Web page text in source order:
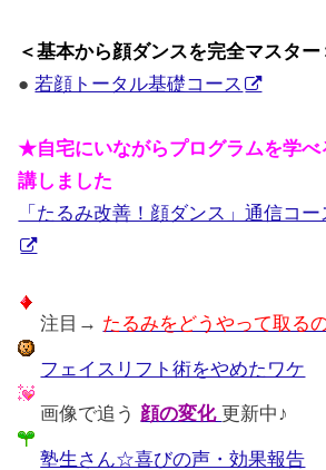
＜基本から顔ダンスを完全マスター
●若顔トータル基礎コース
★自宅にいながらプログラムを学べ
講しました
「たるみ改善！顔ダンス」通信コ
注目→ たるみをどうやって取る
フェイスリフト術をやめたワケ
画像で追う 顔の変化更新中♪
塾生さん☆喜びの声・効果報告